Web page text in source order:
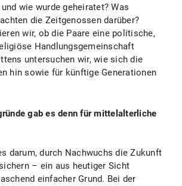
wie wurde geheiratet? Was
die Zeitgenossen darüber?
wir, ob die Paare eine politische,
Handlungsgemeinschaft
untersuchen wir, wie sich die
hin sowie für künftige Generationen
gab es denn für mittelalterliche
darum, durch Nachwuchs die Zukunft
– ein aus heutiger Sicht
einfacher Grund. Bei der